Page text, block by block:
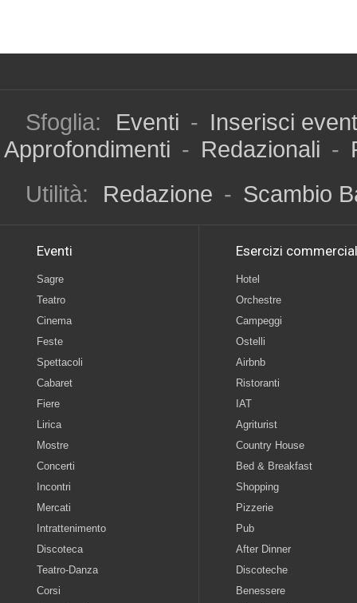
Sfoglia: Eventi - Inserisci
Approfondimenti - Redazionali -
Utilità:
Redazione - Scambio
Eventi
Sagre
Teatro
Cinema
Feste
Spettacoli
Cabaret
Fiere
Lirica
Mostre
Concerti
Incontri
Mercati
Intrattenimento
Discoteca
Teatro-Danza
Corsi
Esercizi
Hotel
Orchestre
Campeggi
Ostelli
Airbnb
Ristoranti
IAT
Agriturist
Country House
Bed & Breakfast
Shopping
Pizzerie
Pub
After Dinner
Discoteche
Benessere